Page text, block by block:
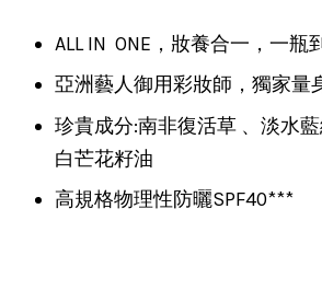
ALL IN ONE，妝養合一，一瓶
亞洲藝人御用彩妝師，獨家量
珍貴成分:南非復活草 、淡水藍
白芒花籽油
高規格物理性防曬SPF40***